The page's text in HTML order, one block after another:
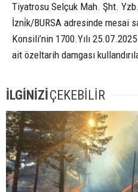
Tiyatrosu Selçuk Mah. Şht.
İzni̇k/BURSA adresinde mesai
Konsili’nin 1700.Yılı
ait özeltarih damgası
İLGİNİZİÇEKEBİLİR